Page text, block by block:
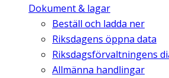
Dokument & lagar
Beställ och ladda ner
Riksdagens öppna data
Riksdagsförvaltningens
Allmänna handlingar